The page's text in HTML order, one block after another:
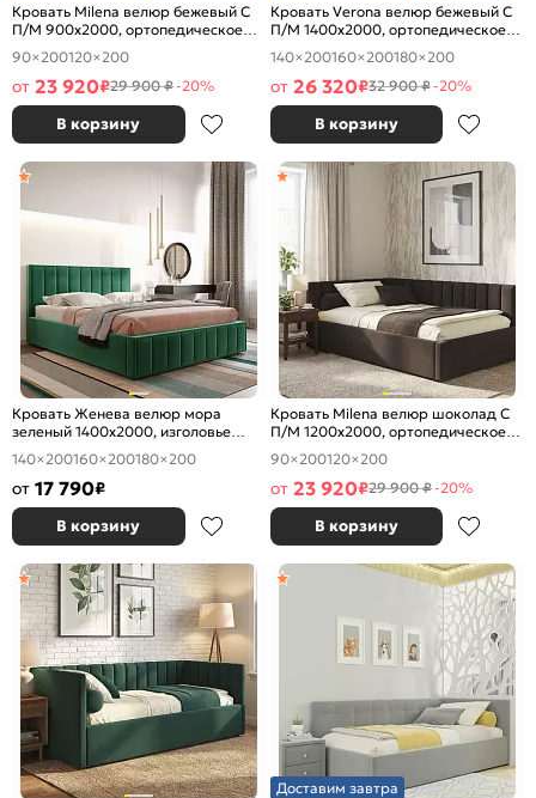
Кровать Milena велюр бежевый С
П/М 900x2000, ортопедическое
основание, изголовье мягкое
90×200120×200
от 23 920₽29 900 ₽-20%
В корзину
Кровать Verona велюр бежевый С
П/М 1400x2000, ортопедическое
основание, изголовье мягкое
140×200160×200180×200
от 26 320₽32 900 ₽-20%
В корзину
Кровать Женева велюр мора
зеленый 1400x2000, изголовье
мягкое
140×200160×200180×200
от 17 790₽
В корзину
Кровать Milena велюр шоколад С
П/М 1200x2000, ортопедическое
основание, изголовье мягкое
90×200120×200
от 23 920₽29 900 ₽-20%
В корзину
Доставим завтра